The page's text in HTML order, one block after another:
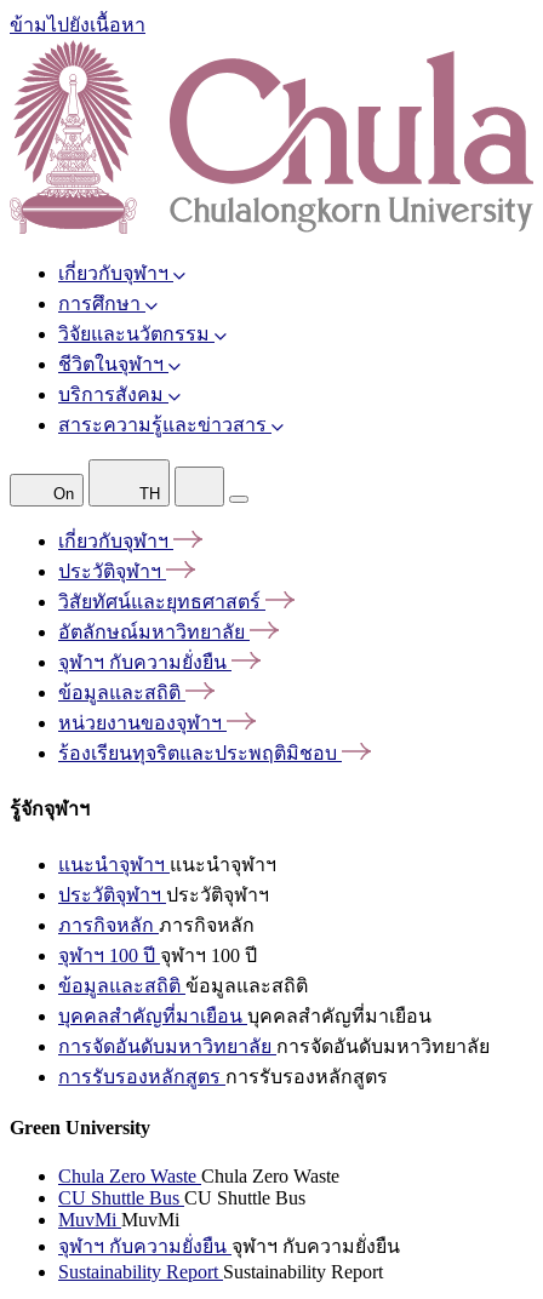
ข้ามไปยังเนื้อหา
เกี่ยวกับจุฬาฯ
การศึกษา
วิจัยและนวัตกรรม
ชีวิตในจุฬาฯ
บริการสังคม
สาระความรู้และข่าวสาร
On TH
เกี่ยวกับจุฬาฯ
ประวัติจุฬาฯ
วิสัยทัศน์และยุทธศาสตร์
อัตลักษณ์มหาวิทยาลัย
จุฬาฯ กับความยั่งยืน
ข้อมูลและสถิติ
หน่วยงานของจุฬาฯ
ร้องเรียนทุจริตและประพฤติมิชอบ
รู้จักจุฬาฯ
แนะนำจุฬาฯ แนะนำจุฬาฯ
ประวัติจุฬาฯ ประวัติจุฬาฯ
ภารกิจหลัก ภารกิจหลัก
จุฬาฯ 100 ปี จุฬาฯ 100 ปี
ข้อมูลและสถิติ ข้อมูลและสถิติ
บุคคลสำคัญที่มาเยือน บุคคลสำคัญที่มาเยือน
การจัดอันดับมหาวิทยาลัย การจัดอันดับมหาวิทยาลัย
การรับรองหลักสูตร การรับรองหลักสูตร
Green University
Chula Zero Waste Chula Zero Waste
CU Shuttle Bus CU Shuttle Bus
MuvMi MuvMi
จุฬาฯ กับความยั่งยืน จุฬาฯ กับความยั่งยืน
Sustainability Report Sustainability Report